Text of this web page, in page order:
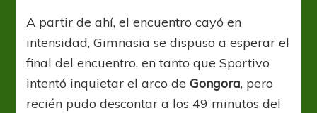
A partir de ahí, el encuentro cayó en
intensidad, Gimnasia se dispuso a esperar el
final del encuentro, en tanto que Sportivo
intentó inquietar el arco deGongora, pero
recién pudo descontar a los 49 minutos del